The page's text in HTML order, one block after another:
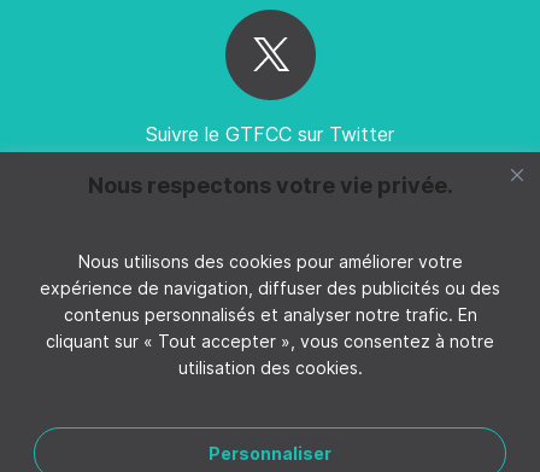
Nous respectons votre vie privée.
Nous utilisons des cookies pour améliorer votre
expérience de navigation, diffuser des publicités ou des
contenus personnalisés et analyser notre trafic. En
cliquant sur « Tout accepter », vous consentez à notre
utilisation des cookies.
Personnaliser
Suivre le GTFCC sur Twitter
Suivez GTFCC sur YouTube